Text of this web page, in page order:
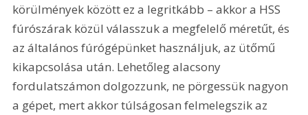
körülmények között ez a legritkább – akkor a HSS
fúrószárak közül válasszuk a megfelelő méretűt, és
az általános fúrógépünket használjuk, az ütőmű
kikapcsolása után. Lehetőleg alacsony
fordulatszámon dolgozzunk, ne pörgessük nagyon
a gépet, mert akkor túlságosan felmelegszik az